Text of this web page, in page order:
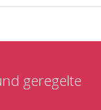
geregelte